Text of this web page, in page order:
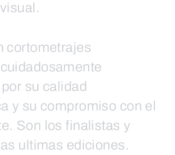
cortometrajes
su calidad
y su compromiso con el
Son los finalistas y
ultimas ediciones.